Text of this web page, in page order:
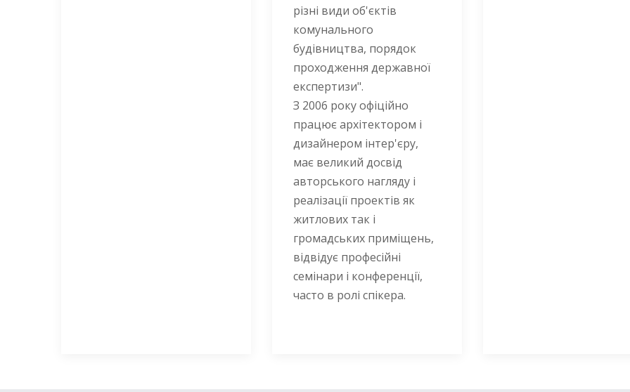
різні види об'єктів
комунального
будівництва, порядок
проходження державної
експертизи".
З 2006 року офіційно
працює архітектором і
дизайнером інтер'єру,
має великий досвід
авторського нагляду і
реалізації проектів як
житлових так і
громадських приміщень,
відвідує професійні
семінари і конференції,
часто в ролі спікера.